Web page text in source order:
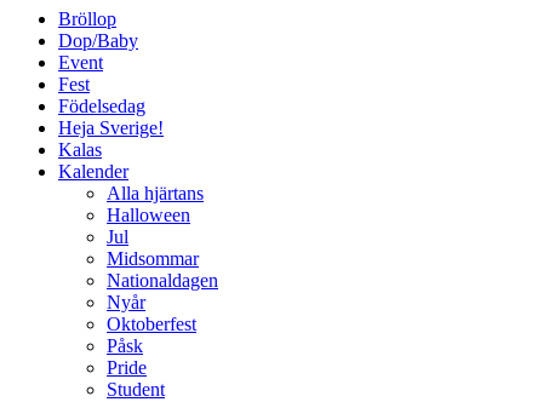
Bröllop
Dop/Baby
Event
Fest
Födelsedag
Heja Sverige!
Kalas
Kalender
Alla hjärtans
Halloween
Jul
Midsommar
Nationaldagen
Nyår
Oktoberfest
Påsk
Pride
Student